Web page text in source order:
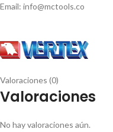
Email: info@mctools.co
Valoraciones (0)
Valoraciones
No hay valoraciones aún.